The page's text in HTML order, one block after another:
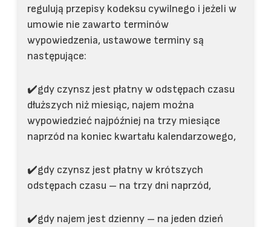
regulują przepisy kodeksu cywilnego i jeżeli w
umowie nie zawarto terminów
wypowiedzenia, ustawowe terminy są
następujące:
✔️gdy czynsz jest płatny w odstępach czasu
dłuższych niż miesiąc, najem można
wypowiedzieć najpóźniej na trzy miesiące
naprzód na koniec kwartału kalendarzowego,
✔️gdy czynsz jest płatny w krótszych
odstępach czasu – na trzy dni naprzód,
✔️gdy najem jest dzienny – na jeden dzień